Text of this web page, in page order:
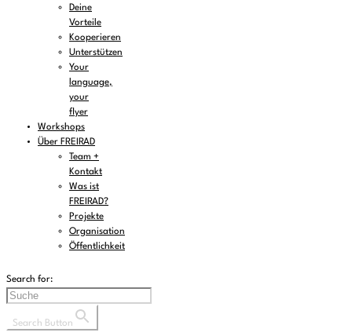
Deine
Vorteile
Kooperieren
Unterstützen
Your
language,
your
flyer
Workshops
Über FREIRAD
Team +
Kontakt
Was ist
FREIRAD?
Projekte
Organisation
Öffentlichkeit
Search for:
Search Button